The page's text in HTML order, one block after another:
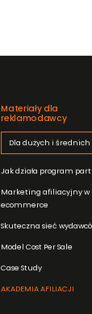
Materiały dla
reklamodawcy
Dla dużych i
Jak działa program
Marketing afiliacyjny w
ecommerce
Skuteczna sieć
Model Cost Per Sale
Case Study
AKADEMIA AFILIACJI